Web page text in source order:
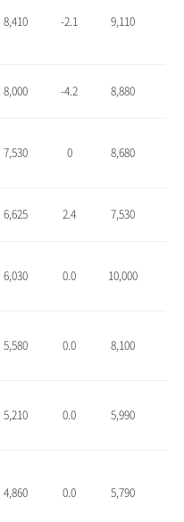
8,410 -2.1 9,110
8,000 -4.2 8,880
7,530 0 8,680
6,625 2.4 7,530
6,030 0.0 10,000
5,580 0.0 8,100
5,210 0.0 5,990
4,860 0.0 5,790